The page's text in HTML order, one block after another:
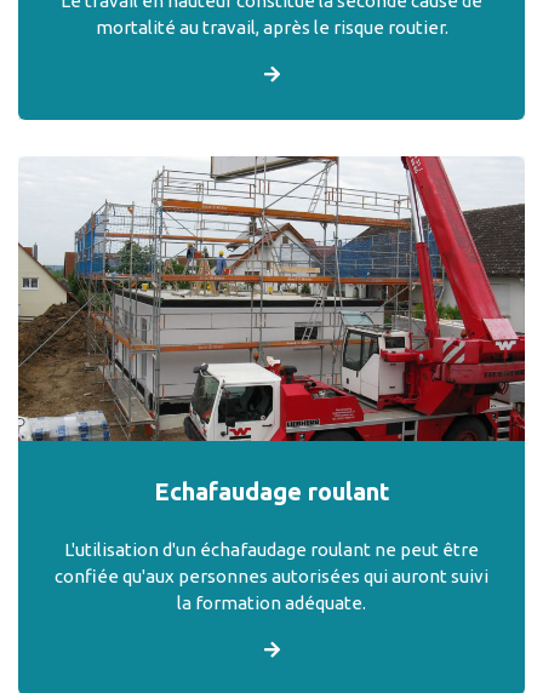
mortalité au travail, après le risque routier.
Echafaudage roulant
L'utilisation d'un échafaudage roulant ne peut être
confiée qu'aux personnes autorisées qui auront suivi
la formation adéquate.